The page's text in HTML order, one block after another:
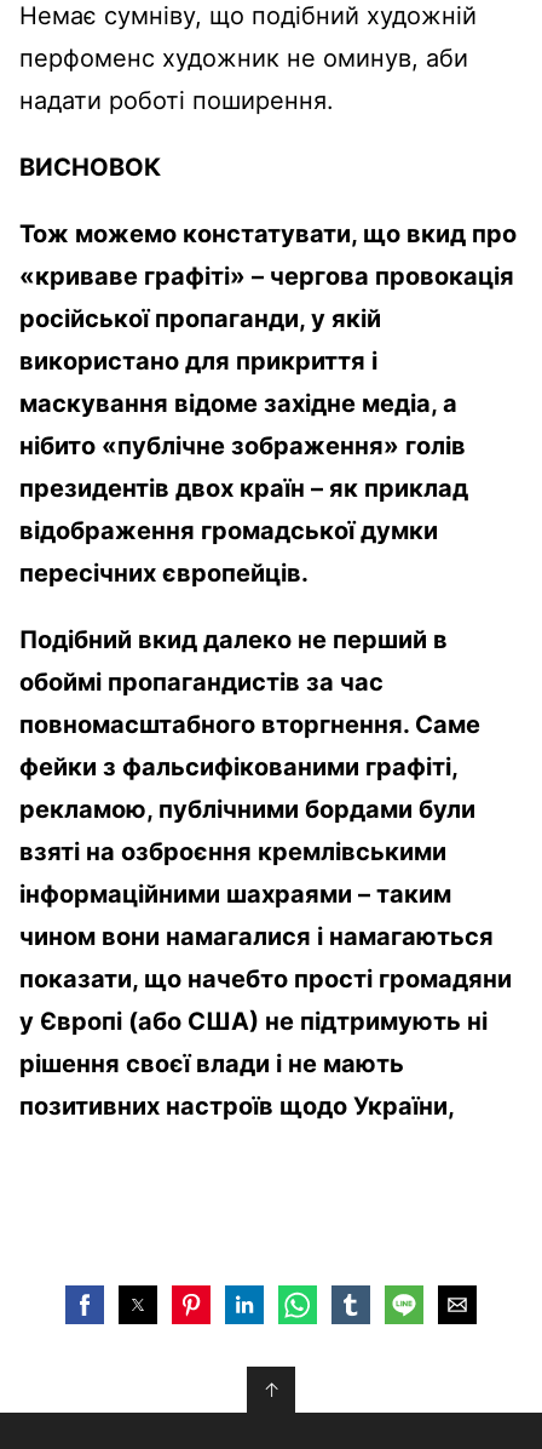
Немає сумніву, що подібний художній
перфоменс художник не оминув, аби
надати роботі поширення.
ВИСНОВОК
Тож можемо констатувати, що вкид про
«криваве графіті» – чергова провокація
російської пропаганди, у якій
використано для прикриття і
маскування відоме західне медіа, а
нібито «публічне зображення» голів
президентів двох країн – як приклад
відображення громадської думки
пересічних європейців.
Подібний вкид далеко не перший в
обоймі пропагандистів за час
повномасштабного вторгнення. Саме
фейки з фальсифікованими графіті,
рекламою, публічними бордами були
взяті на озброєння кремлівськими
інформаційними шахраями – таким
чином вони намагалися і намагаються
показати, що начебто прості громадяни
у Європі (або США) не підтримують ні
рішення своєї влади і не мають
позитивних настроїв щодо України,
↑